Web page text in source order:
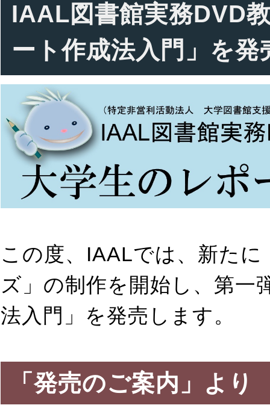
IAAL図書館実務DVD
ート作成法入門」を発
この度、IAALでは、新た
ズ」の制作を開始し、第一
法入門」を発売します。
「発売のご案内」より